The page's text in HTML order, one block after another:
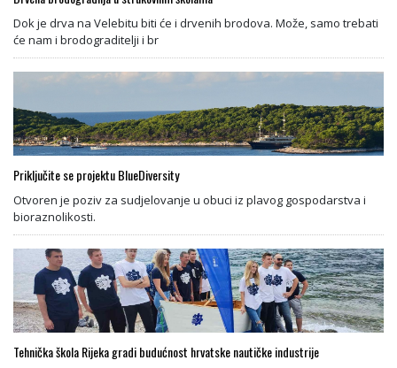
Dok je drva na Velebitu biti će i drvenih brodova. Može, samo trebati
će nam i brodograditelji i br
Priključite se projektu BlueDiversity
Otvoren je poziv za sudjelovanje u obuci iz plavog gospodarstva i
bioraznolikosti.
Tehnička škola Rijeka gradi budućnost hrvatske nautičke industrije